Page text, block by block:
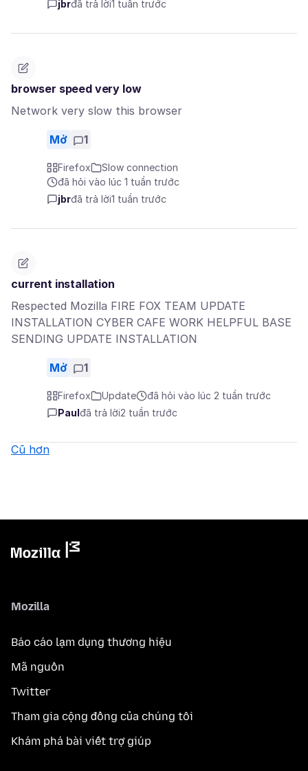
jbrđã trả lời1 tuần trước
browser speed very low
Network very slow this browser
Mở 1
Firefox
Slow connection
đã hỏi vào lúc 1 tuần trước
jbrđã trả lời1 tuần trước
current installation
Respected Mozilla FIRE FOX TEAM UPDATE
INSTALLATION CYBER CAFE WORK HELPFUL BASE
SENDING UPDATE INSTALLATION
Mở 1
Firefox Update
đã hỏi vào lúc 2 tuần trước
Paul đã trả lời2 tuần trước
Cũ hơn
Mozilla
Báo cáo lạm dụng thương hiệu
Mã nguồn
Twitter
Tham gia cộng đồng của chúng tôi
Khám phá bài viết trợ giúp